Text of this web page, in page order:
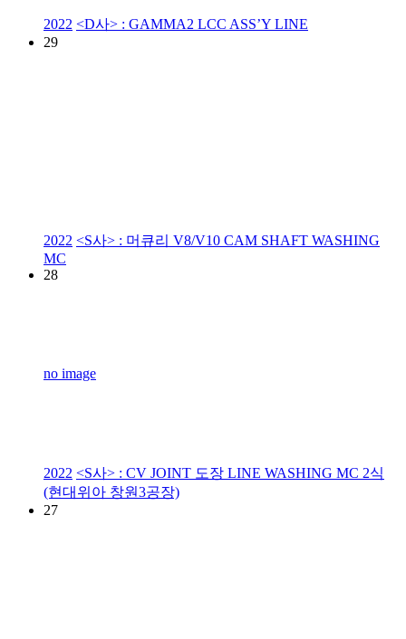
2022 <D사> : GAMMA2 LCC ASS’Y LINE
29
2022 <S사> : 머큐리 V8/V10 CAM SHAFT WASHING
MC
28
no image
2022 <S사> : CV JOINT 도장 LINE WASHING MC 2식
(현대위아 창원3공장)
27